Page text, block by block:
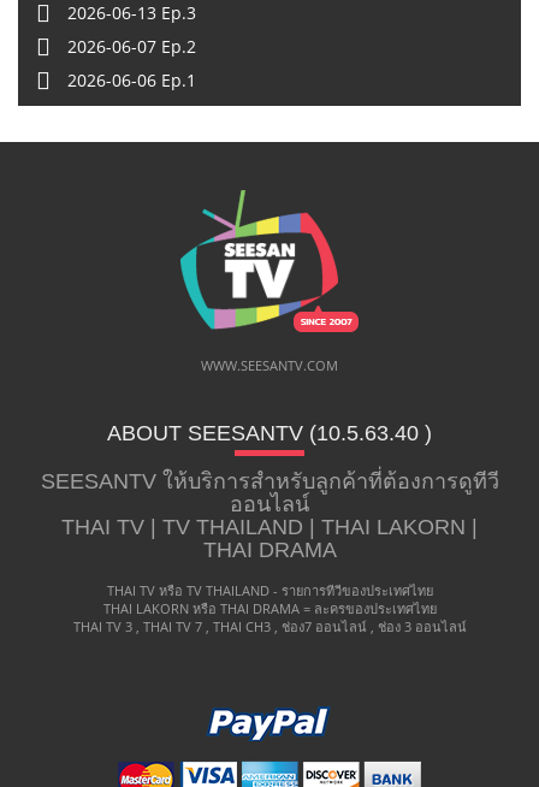
2026-06-13 Ep.3
2026-06-07 Ep.2
2026-06-06 Ep.1
WWW.SEESANTV.COM
ABOUT SEESANTV (10.5.63.40 ​)
SEESANTV ให้บริการสำหรับลูกค้าที่ต้องการดูทีวี
ออนไลน์
THAI TV | TV THAILAND | THAI LAKORN |
THAI DRAMA
THAI TV หรือ TV THAILAND - รายการทีวีของประเทศไทย
THAI LAKORN หรือ THAI DRAMA = ละครของประเทศไทย
THAI TV 3 , THAI TV 7 , THAI CH3 , ช่อง7 ออนไลน์ , ช่อง 3 ออนไลน์